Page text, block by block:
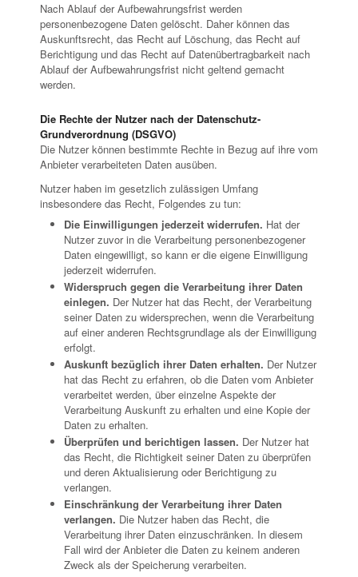
Nach Ablauf der Aufbewahrungsfrist werden
personenbezogene Daten gelöscht. Daher können das
Auskunftsrecht, das Recht auf Löschung, das Recht auf
Berichtigung und das Recht auf Datenübertragbarkeit nach
Ablauf der Aufbewahrungsfrist nicht geltend gemacht
werden.
Die Rechte der Nutzer nach der Datenschutz-
Grundverordnung (DSGVO)
Die Nutzer können bestimmte Rechte in Bezug auf ihre vom
Anbieter verarbeiteten Daten ausüben.
Nutzer haben im gesetzlich zulässigen Umfang
insbesondere das Recht, Folgendes zu tun:
Die Einwilligungen jederzeit widerrufen. Hat der
Nutzer zuvor in die Verarbeitung personenbezogener
Daten eingewilligt, so kann er die eigene Einwilligung
jederzeit widerrufen.
Widerspruch gegen die Verarbeitung ihrer Daten
einlegen. Der Nutzer hat das Recht, der Verarbeitung
seiner Daten zu widersprechen, wenn die Verarbeitung
auf einer anderen Rechtsgrundlage als der Einwilligung
erfolgt.
Auskunft bezüglich ihrer Daten erhalten. Der Nutzer
hat das Recht zu erfahren, ob die Daten vom Anbieter
verarbeitet werden, über einzelne Aspekte der
Verarbeitung Auskunft zu erhalten und eine Kopie der
Daten zu erhalten.
Überprüfen und berichtigen lassen. Der Nutzer hat
das Recht, die Richtigkeit seiner Daten zu überprüfen
und deren Aktualisierung oder Berichtigung zu
verlangen.
Einschränkung der Verarbeitung ihrer Daten
verlangen. Die Nutzer haben das Recht, die
Verarbeitung ihrer Daten einzuschränken. In diesem
Fall wird der Anbieter die Daten zu keinem anderen
Zweck als der Speicherung verarbeiten.